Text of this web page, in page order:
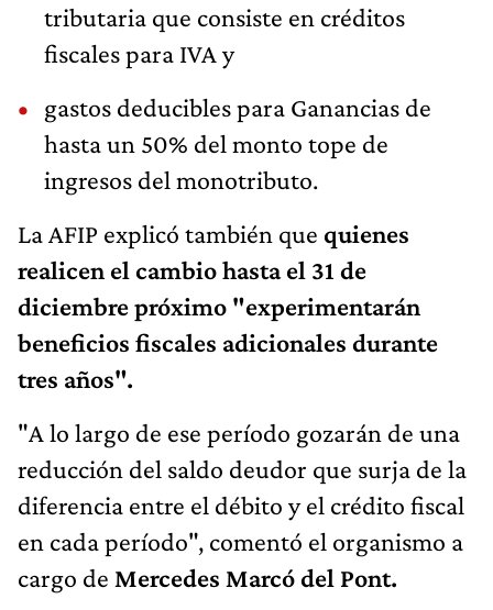
tributaria que consiste en créditos
fiscales para IVA y
gastos deducibles para Ganancias de
hasta un 50% del monto tope de
ingresos del monotributo.
La AFIP explicó también que quienes
realicen el cambio hasta el 31 de
diciembre próximo "experimentarán
beneficios fiscales adicionales durante
tres años".
"A lo largo de ese período gozarán de una
reducción del saldo deudor que surja de la
diferencia entre el débito y el crédito fiscal
en cada período", comentó el organismo a
cargo de Mercedes Marcó del Pont.